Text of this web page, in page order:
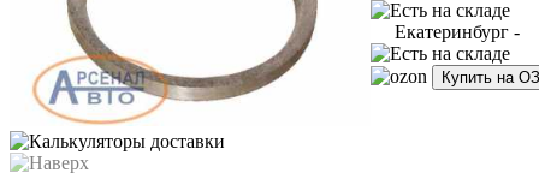
Екатеринбург -
Купить на